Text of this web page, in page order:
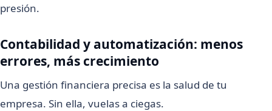
presión.
Contabilidad y automatización: menos
errores, más crecimiento
Una gestión financiera precisa es la salud de tu
empresa. Sin ella, vuelas a ciegas.